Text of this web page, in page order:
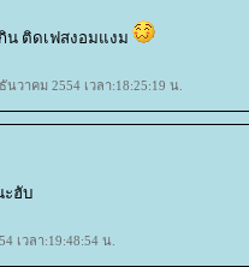
น ติดเฟสงอมแงม
นวาคม 2554 เวลา:18:25:19 น.
ะฮับ
เวลา:19:48:54 น.